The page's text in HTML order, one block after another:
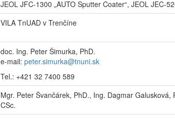
JEOL JFC-1300 „AUTO Sputter Coater“, JEOL JEC-
VILA TnUAD v Trenčíne
doc. Ing. Peter Šimurka, PhD.
e-mail: peter.simurka@tnuni.sk
Tel.: +421 32 7400 589
Mgr. Peter Švančárek, PhD., Ing. Dagmar Galusková,
CSc.